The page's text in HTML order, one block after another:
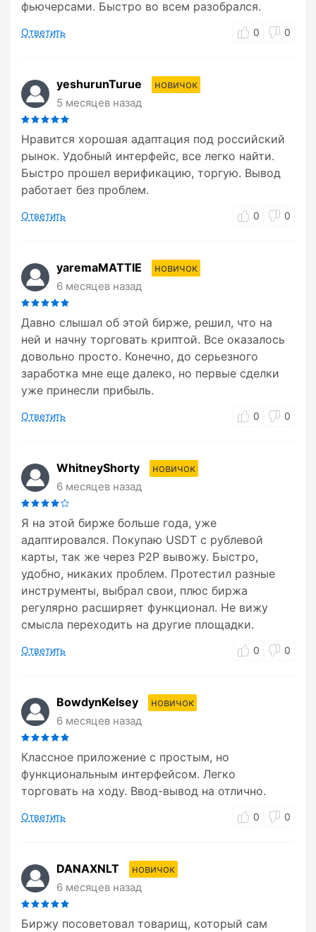
фьючерсами. Быстро во всем разобрался.
Ответить 0 0
yeshurunTurue
новичок
5 месяцев назад
Нравится хорошая адаптация под российский
рынок. Удобный интерфейс, все легко найти.
Быстро прошел верификацию, торгую. Вывод
работает без проблем.
Ответить 0 0
yaremaMATTIE
новичок
6 месяцев назад
Давно слышал об этой бирже, решил, что на
ней и начну торговать криптой. Все оказалось
довольно просто. Конечно, до серьезного
заработка мне еще далеко, но первые сделки
уже принесли прибыль.
Ответить 0 0
WhitneyShorty
новичок
6 месяцев назад
Я на этой бирже больше года, уже
адаптировался. Покупаю USDT с рублевой
карты, так же через P2P вывожу. Быстро,
удобно, никаких проблем. Протестил разные
инструменты, выбрал свои, плюс биржа
регулярно расширяет функционал. Не вижу
смысла переходить на другие площадки.
Ответить 0 0
BowdynKelsey
новичок
6 месяцев назад
Классное приложение с простым, но
функциональным интерфейсом. Легко
торговать на ходу. Ввод-вывод на отлично.
Ответить 0 0
DANAXNLT
новичок
6 месяцев назад
Биржу посоветовал товарищ, который сам